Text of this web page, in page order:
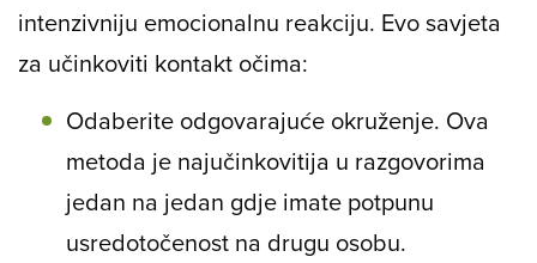
intenzivniju emocionalnu reakciju. Evo savjeta
za učinkoviti kontakt očima:
Odaberite odgovarajuće okruženje. Ova
metoda je najučinkovitija u razgovorima
jedan na jedan gdje imate potpunu
usredotočenost na drugu osobu.